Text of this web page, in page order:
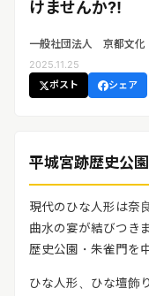
無料会員登録
リリースを配
レターリリースを受信（
けませんか⁈
一般社団法人 京都文化
2025.11.25
ポスト
シェア
平城宮跡歴史公
現代のひな人形は奈
曲水の宴が結びつき
歴史公園・朱雀門を
ひな人形、ひな壇飾